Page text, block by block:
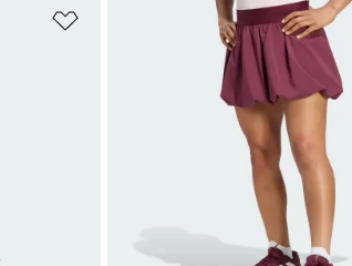
Přidat do seznamu přání